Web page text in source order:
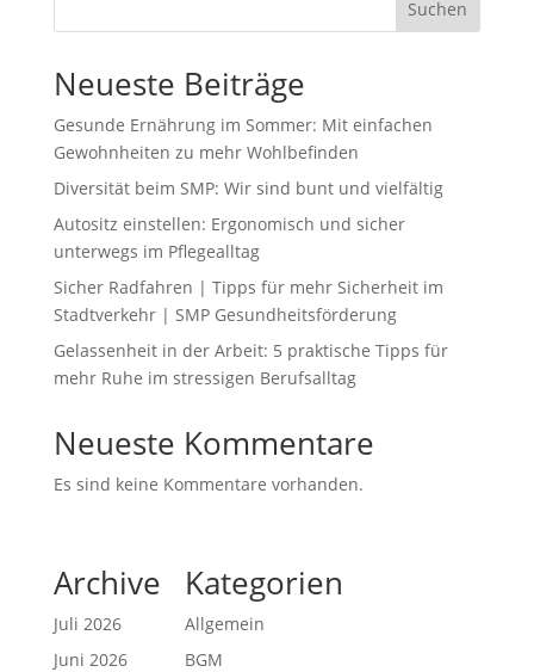
Suchen
Neueste Beiträge
Gesunde Ernährung im Sommer: Mit einfachen
Gewohnheiten zu mehr Wohlbefinden
Diversität beim SMP: Wir sind bunt und vielfältig
Autositz einstellen: Ergonomisch und sicher
unterwegs im Pflegealltag
Sicher Radfahren | Tipps für mehr Sicherheit im
Stadtverkehr | SMP Gesundheitsförderung
Gelassenheit in der Arbeit: 5 praktische Tipps für
mehr Ruhe im stressigen Berufsalltag
Neueste Kommentare
Es sind keine Kommentare vorhanden.
Archive
Juli 2026
Juni 2026
Kategorien
Allgemein
BGM